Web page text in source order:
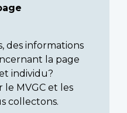
des informations
la page
individu?
MVGC et les
collectons.